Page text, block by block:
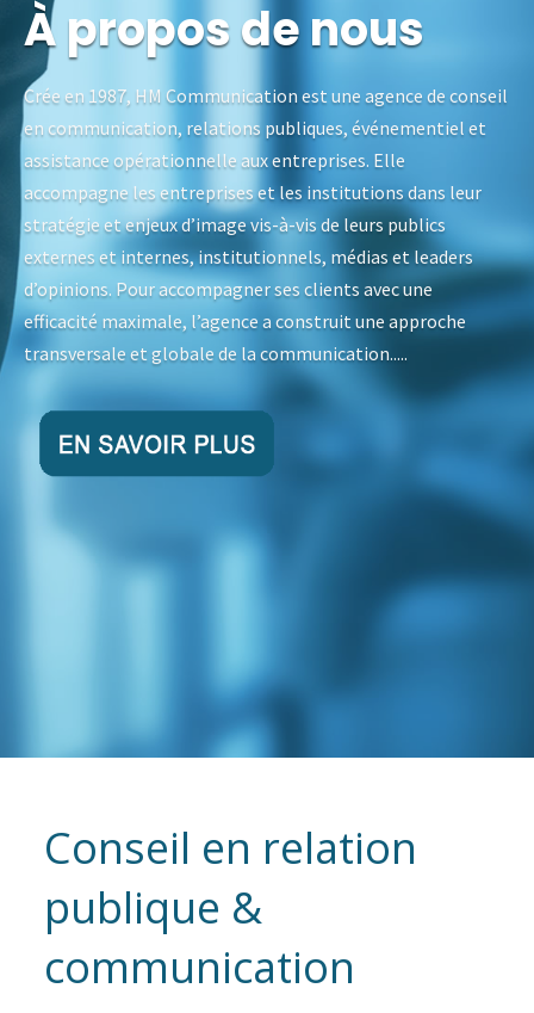
À propos de nous
Crée en 1987, HM Communication est une agence de conseil
en communication, relations publiques, événementiel et
assistance opérationnelle aux entreprises. Elle
accompagne les entreprises et les institutions dans leur
stratégie et enjeux d’image vis-à-vis de leurs publics
externes et internes, institutionnels, médias et leaders
d’opinions. Pour accompagner ses clients avec une
efficacité maximale, l’agence a construit une approche
transversale et globale de la communication.....
Conseil en relation
publique &
communication